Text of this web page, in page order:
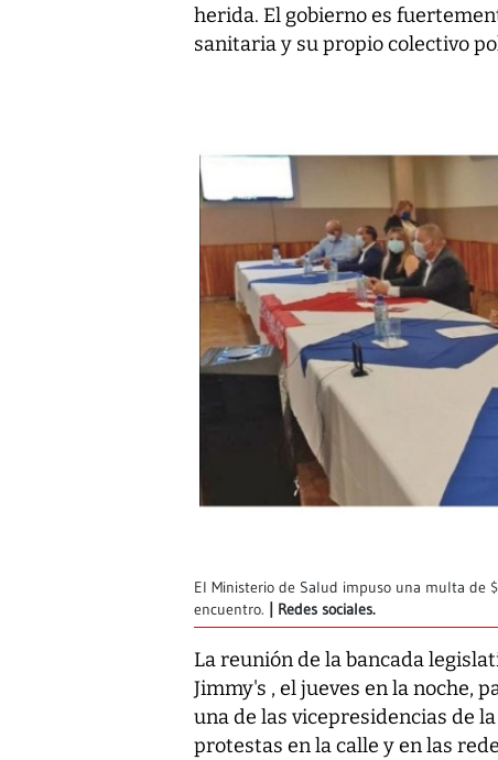
herida. El gobierno es
sanitaria y su propio colectivo
El Ministerio de Salud impuso una multa de
encuentro.
Redes sociales.
La reunión de la bancada
Jimmy's , el jueves en la noche,
una de las vicepresidencias de
protestas en la calle y en las